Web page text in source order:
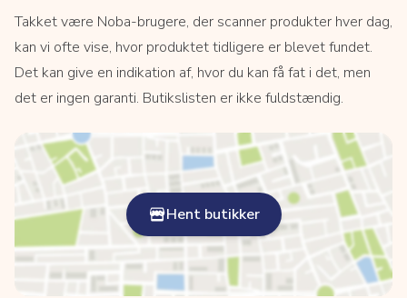
Takket være Noba-brugere, der scanner produkter hver dag,
kan vi ofte vise, hvor produktet tidligere er blevet fundet.
Det kan give en indikation af, hvor du kan få fat i det, men
det er ingen garanti. Butikslisten er ikke fuldstændig.
Hent butikker